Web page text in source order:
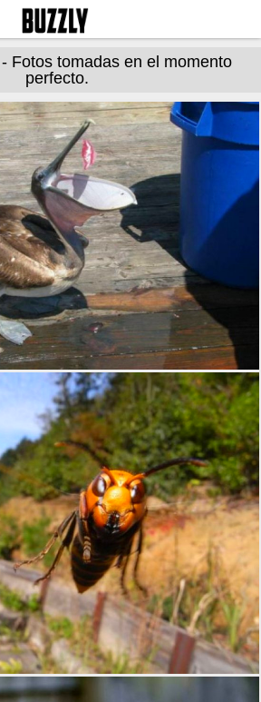
Fotos tomadas en el momento
perfecto.